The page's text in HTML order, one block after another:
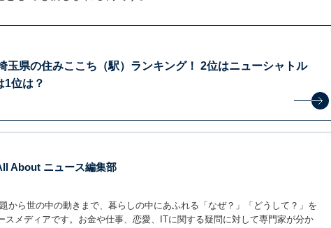
玉県の住みここち（駅）ランキング！ 2位はニューシャトル
1位は？
About ニュース編集部
から世の中の動きまで、暮らしの中にあふれる「なぜ？」「どうして？」を
スメディアです。お金や仕事、恋愛、ITに関する疑問に対して専門家が分か